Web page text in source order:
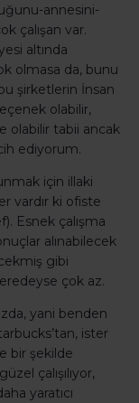
annesini-
çalışan var.
altında
olmasa da, bunu
şirketlerin İnsan
olabilir,
olabilir tabii ancak
ediyorum.
için illaki
vardır ki ofiste
Esnek çalışma
alınabilecek
gibi
çok az.
yani benden
ister
bir şekilde
çalışılıyor,
yaratıcı